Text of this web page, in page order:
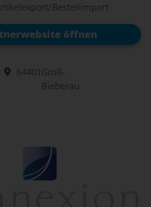
Bestellimport
öffnen
64401 Groß-
Bieberau